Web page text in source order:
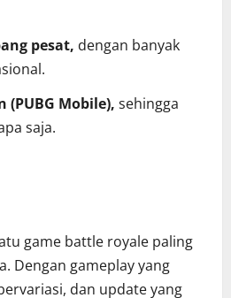
pesat, dengan banyak
Mobile), sehingga
saja.
game battle royale paling
Dengan gameplay yang
dan update yang